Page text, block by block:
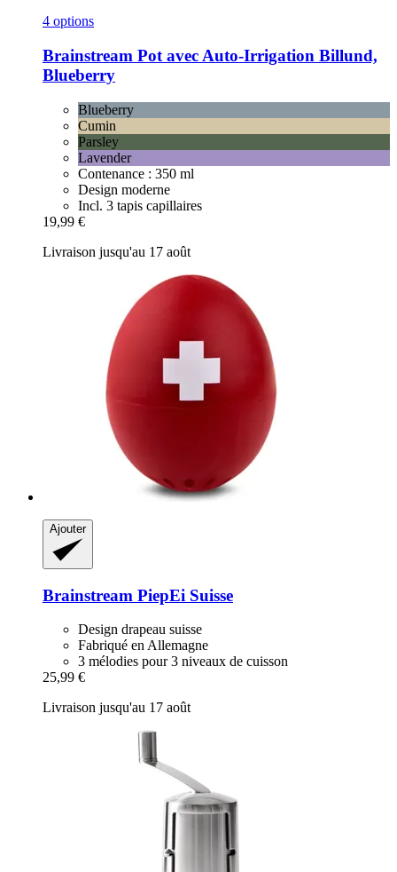
4 options
Brainstream Pot avec Auto-​Irrigation Billund,
Blueberry
Blueberry
Cumin
Parsley
Lavender
Contenance : 350 ml
Design moderne
Incl. 3 tapis capillaires
19,99 €
Livraison jusqu'au 17 août
Ajouter
Brainstream PiepEi Suisse
Design drapeau suisse
Fabriqué en Allemagne
3 mélodies pour 3 niveaux de cuisson
25,99 €
Livraison jusqu'au 17 août